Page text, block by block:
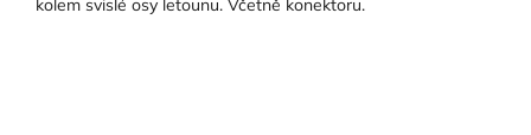
kolem svislé osy letounu. Včetně konektoru.